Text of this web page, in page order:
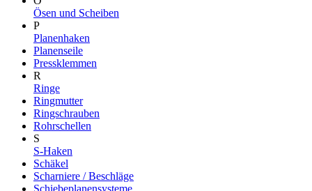
Ösen und Scheiben
P
Planenhaken
Planenseile
Pressklemmen
R
Ringe
Ringmutter
Ringschrauben
Rohrschellen
S
S-Haken
Schäkel
Scharniere / Beschläge
Schiebeplanensysteme